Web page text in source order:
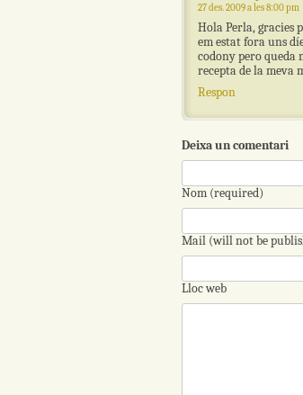
27 des. 2009 a les 8:00 pm
Hola Perla, gracies
em estat fora uns
codony pero queda
recepta de la meva
Respon
Deixa un comentari
Nom (required)
Mail (will not be
Lloc web